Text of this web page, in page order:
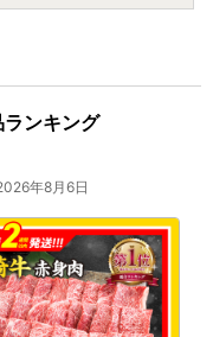
ンキング
年8月6日